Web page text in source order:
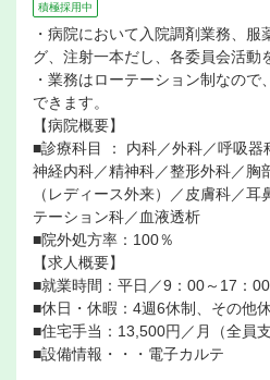
積極採用中
・病院において入院調剤業務、
グ、注射一本だし、各委員会活動
・業務はローテーション制なの
できます。
【病院概要】
■診療科目 ： 内科／外科／呼吸器
神経内科／精神科／整形外科／胸
（レディース外来）／皮膚科／
テーション科／血液透析
■院外処方率：100％
【求人概要】
■就業時間：平日／9：00～17：
■休日・休暇：4週6休制、その他
■住宅手当：13,500円／月（全員支
■設備情報・・・電子カルテ